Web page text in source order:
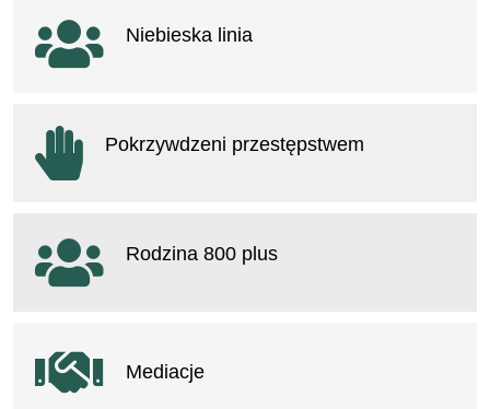
Ważne linki
Niebieska linia
Pokrzywdzeni przestępstwem
Rodzina 800 plus
Mediacje